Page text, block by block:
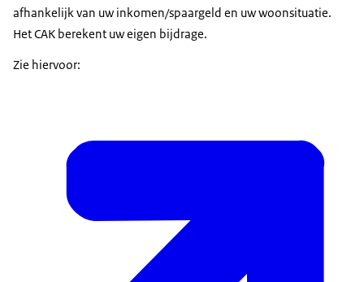
afhankelijk van uw inkomen/spaargeld en uw woonsituatie.
Het CAK berekent uw eigen bijdrage.
Zie hiervoor: